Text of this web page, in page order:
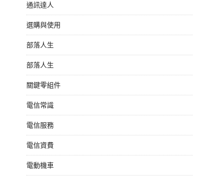
通訊達人
選購與使用
部落人生
部落人生
關鍵零組件
電信常識
電信服務
電信資費
電動機車